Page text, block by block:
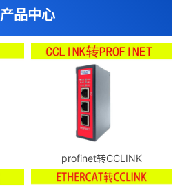
产品中心
profinet转CCLINK